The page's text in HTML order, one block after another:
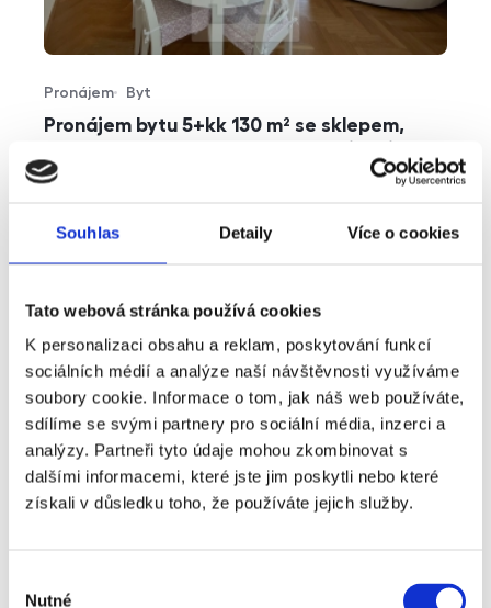
Souhlas Detaily Více o cookies
Tato webová stránka používá cookies
K personalizaci obsahu a reklam, poskytování funkcí
sociálních médií a analýze naší návštěvnosti využíváme
soubory cookie. Informace o tom, jak náš web používáte,
sdílíme se svými partnery pro sociální média, inzerci a
analýzy. Partneři tyto údaje mohou zkombinovat s
dalšími informacemi, které jste jim poskytli nebo které
získali v důsledku toho, že používáte jejich služby.
Nutné
Pronájem bytu 5+kk 130 m² se sklepem,
Typ nabídky
Pronájem
Typ nemovitosti
Byt
funkce
parkování sklep výtah
cena
49 000 Kč